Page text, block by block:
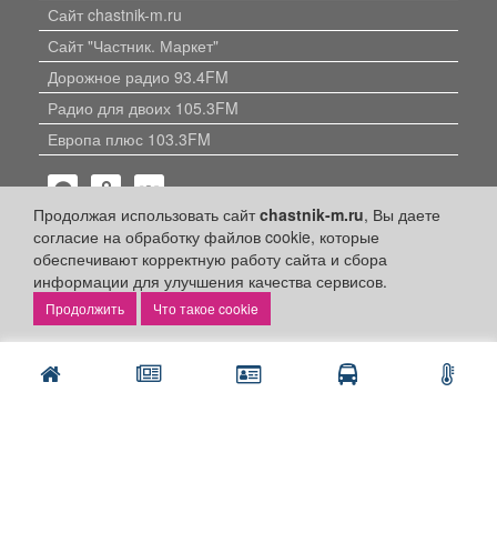
Продолжая использовать сайтchastnik-m.ru, Вы даете
согласие на обработку файлов cookie, которые
обеспечивают корректную работу сайта и сбора
информации для улучшения качества сервисов.
Что такое cookie
Сайт chastnik-m.ru
Сайт "Частник. Маркет"
Дорожное радио 93.4FM
Радио для двоих 105.3FM
Европа плюс 103.3FM
Политика конфиденциальности
Публикации с пометкой «Реклама», «На правах рекламы»,
«Партнёрский проект» оплачены рекламодателем.
Редакция сайта не несет ответственности за достоверность
информации, содержащейся в рекламных материалах и